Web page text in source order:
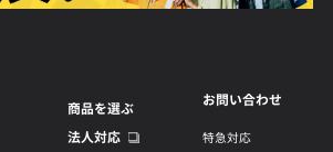
商品を選ぶ
法人対応
お問い合わせ
特急対応